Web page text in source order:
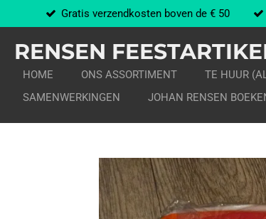
direct
naar
de
hoofdinhoud
Gratis verzendkosten boven de € 50
RENSEN
HOME ONS ASSORTIMENT TE HUUR
SAMENWERKINGEN
JOHAN RENSEN